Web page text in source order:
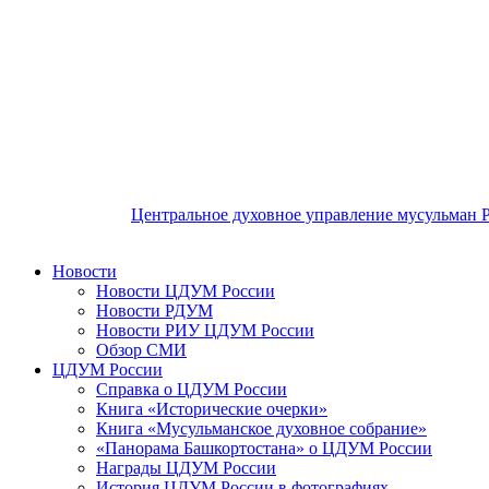
Центральное духовное управление мусульман
Новости
Новости ЦДУМ России
Новости РДУМ
Новости РИУ ЦДУМ России
Обзор СМИ
ЦДУМ России
Справка о ЦДУМ России
Книга «Исторические очерки»
Книга «Мусульманское духовное собрание»
«Панорама Башкортостана» о ЦДУМ России
Награды ЦДУМ России